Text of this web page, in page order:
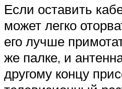
Если оставить
может легко
его лучше
же палке, и
другому концу